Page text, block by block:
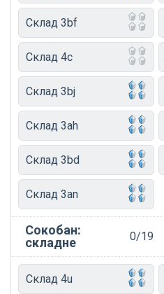
Склад 3bf
Склад 4c
Склад 3bj
Склад 3ah
Склад 3bd
Склад 3an
Сокобан:
складне
0/19
Склад 4u